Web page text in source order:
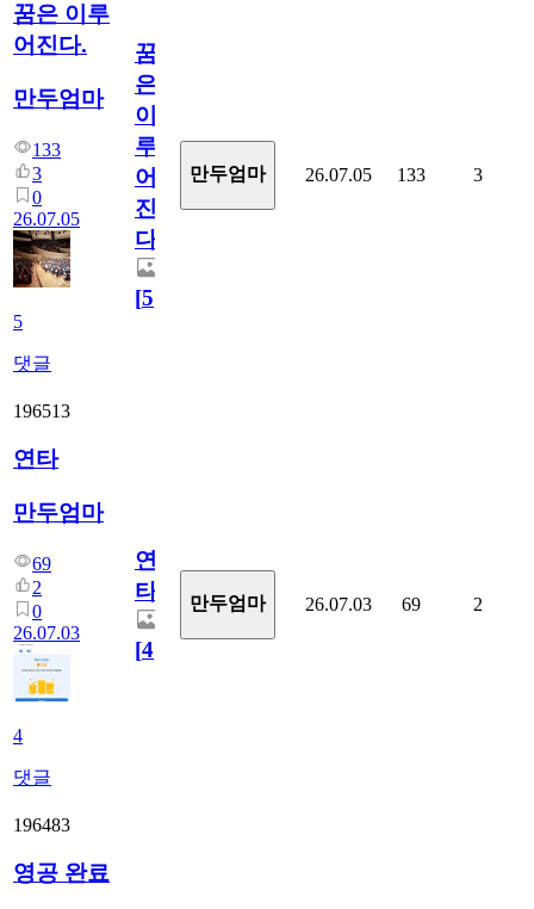
꿈은 이루
어진다.
만두엄마
133
3
0
26.07.05
5
댓글
꿈
은
이
루
어
진
다.
[5]
만두엄마 26.07.05 133 3
196513
연타
만두엄마
69
2
0
26.07.03
4
댓글
연
타
[4]
만두엄마 26.07.03 69 2
196483
영공 완료